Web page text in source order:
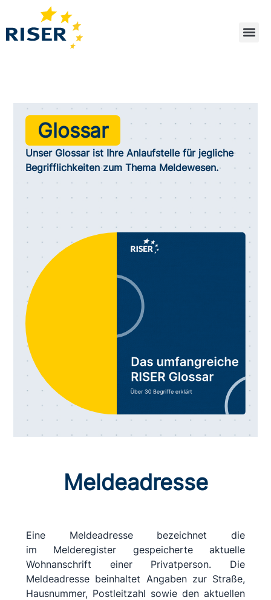
springen
Glossar
Unser Glossar ist Ihre Anlaufstelle für jegliche
Begrifflichkeiten zum Thema Meldewesen.
Meldeadresse
Eine Meldeadresse bezeichnet die
im Melderegister gespeicherte aktuelle
Wohnanschrift einer Privatperson. Die
Meldeadresse beinhaltet Angaben zur Straße,
Hausnummer, Postleitzahl sowie den aktuellen